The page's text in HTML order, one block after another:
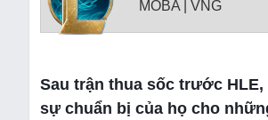
MOBA | VNG
Sau trận thua sốc trước
sự chuẩn bị của họ cho